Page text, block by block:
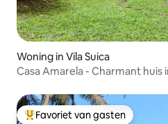
Woning in Vila Suica
Casa Amarela - Charmant huis
Topfavoriet van gasten
Favoriet van gasten